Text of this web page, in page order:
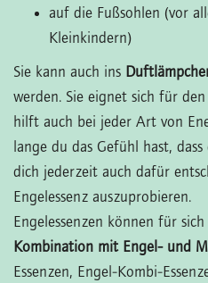
auf die Fußsohlen (vor
Kleinkindern)
Sie kann auch ins
werden. Sie eignet sich für
hilft auch bei jeder Art von
lange du das Gefühl hast,
dich jederzeit auch dafür
Engelessenz auszuprobieren.
Engelessenzen können für
Kombination mit Engel- und
Essenzen, Engel-Kombi-